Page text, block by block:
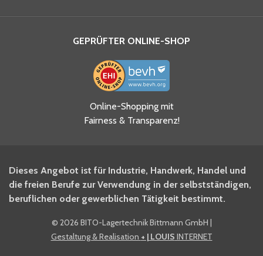
Ja, ich habe die
Datenschutzhinweise gelesen
und akzeptiere diese.
BITO Newsletter Fachwissen
Intralogistiker anmelden.
Ja, ich möchte mich für den
BITO Shop-Newsletter
GEPRÜFTER ONLINE-SHOP
Online-Shopping mit
Fairness & Transparenz!
Dieses Angebot ist für Industrie, Handwerk, Handel und
die freien Berufe zur Verwendung in der selbstständigen,
beruflichen oder gewerblichen Tätigkeit bestimmt.
© 2026 BITO-Lagertechnik Bittmann GmbH |
Gestaltung & Realisation + | LOUIS INTERNET